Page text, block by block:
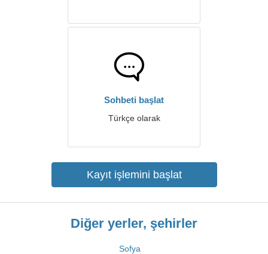
Sohbeti başlat
Türkçe olarak
Kayıt işlemini başlat
Diğer yerler, şehirler
Sofya